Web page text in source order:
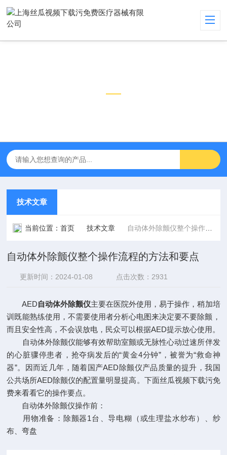
技术文章
当前位置：首页 技术文章 自动体外除颤仪整个操作流程的方法和要点
自动体外除颤仪整个操作流程的方法和要点
更新时间：2024-01-08 点击次数：2931
AED自动体外除颤仪主要在医院外使用，易于操作，稍加培
训既能熟练使用，不需要使用者分析心电图来决定要不要除颤，
而且安全性高，不会误放电，民众可以根据AED提示放心使用。
自动体外除颤仪能够有效帮助室颤或无脉性心动过速所伴发
的心脏骤停患者，抢夺病发后的“黄金4分钟”，被誉为“救命神
器”。因而近几年，随着国产AED除颤仪产品质量的提升，我国
公共场所AED除颤仪的配置量明显提高。下面丝瓜视频下载污免
费来看看它的操作要点。
自动体外除颤仪操作前：
用物准备：除颤器1台、导电糊（或生理盐水纱布）、纱
布、弯盘